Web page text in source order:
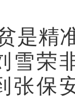
是精
雪荣
张保